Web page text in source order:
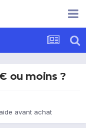
ou moins ?
avant achat